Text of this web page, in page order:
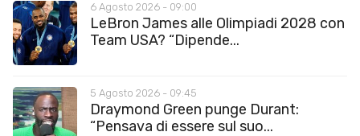
6 Agosto 2026 - 09:00
LeBron James alle Olimpiadi 2028 con
Team USA? “Dipende...
5 Agosto 2026 - 09:45
Draymond Green punge Durant:
“Pensava di essere sul suo...